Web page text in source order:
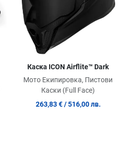
Каска ICON Airflite™ Dark
Мото Екипировка, Пистови
Каски (Full Face)
263,83 € / 516,00 лв.